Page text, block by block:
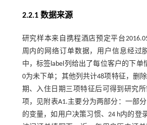
2.2.1 数据来源
研究样本来自携程酒店预定平台
周内的网络订单数据，用户信息经过
中，标签label列给出了每位客户的下单
0为未下单；其他列共计48项特征，删
期、入住日期三项特征后可得到研究
项，见附表A1.主要分为两部分：一部
的变量，如用户决策习惯、24 h内的登